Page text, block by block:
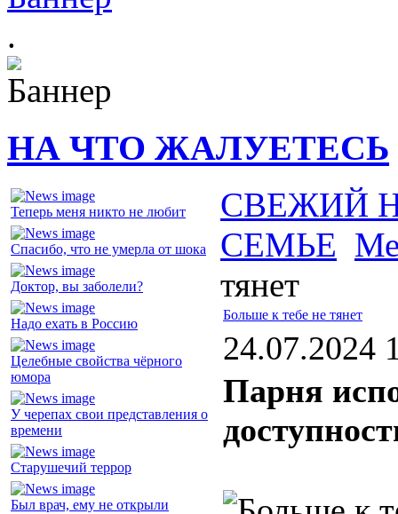
.
НА ЧТО ЖАЛУЕТЕСЬ
Теперь меня никто не любит
Спасибо, что не умерла от шока
Доктор, вы заболели?
Надо ехать в Россию
Целебные свойства чёрного
юмора
У черепах свои представления о
времени
Старушечий террор
Был врач, ему не открыли
СВЕЖИЙ
СЕМЬЕ
тянет
Больше к тебе не тянет
24.07.2024
Парня